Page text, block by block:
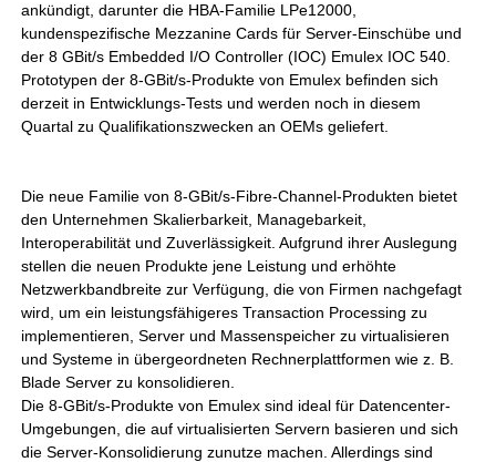
ankündigt, darunter die HBA-Familie LPe12000,
kundenspezifische Mezzanine Cards für Server-Einschübe und
der 8 GBit/s Embedded I/O Controller (IOC) Emulex IOC 540.
Prototypen der 8-GBit/s-Produkte von Emulex befinden sich
derzeit in Entwicklungs-Tests und werden noch in diesem
Quartal zu Qualifikationszwecken an OEMs geliefert.
Die neue Familie von 8-GBit/s-Fibre-Channel-Produkten bietet
den Unternehmen Skalierbarkeit, Managebarkeit,
Interoperabilität und Zuverlässigkeit. Aufgrund ihrer Auslegung
stellen die neuen Produkte jene Leistung und erhöhte
Netzwerkbandbreite zur Verfügung, die von Firmen nachgefagt
wird, um ein leistungsfähigeres Transaction Processing zu
implementieren, Server und Massenspeicher zu virtualisieren
und Systeme in übergeordneten Rechnerplattformen wie z. B.
Blade Server zu konsolidieren.
Die 8-GBit/s-Produkte von Emulex sind ideal für Datencenter-
Umgebungen, die auf virtualisierten Servern basieren und sich
die Server-Konsolidierung zunutze machen. Allerdings sind